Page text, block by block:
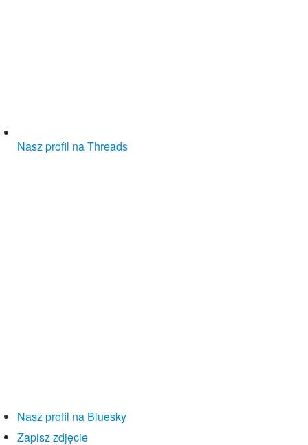
Nasz profil na Threads
Nasz profil na Bluesky
Zapisz zdjęcie